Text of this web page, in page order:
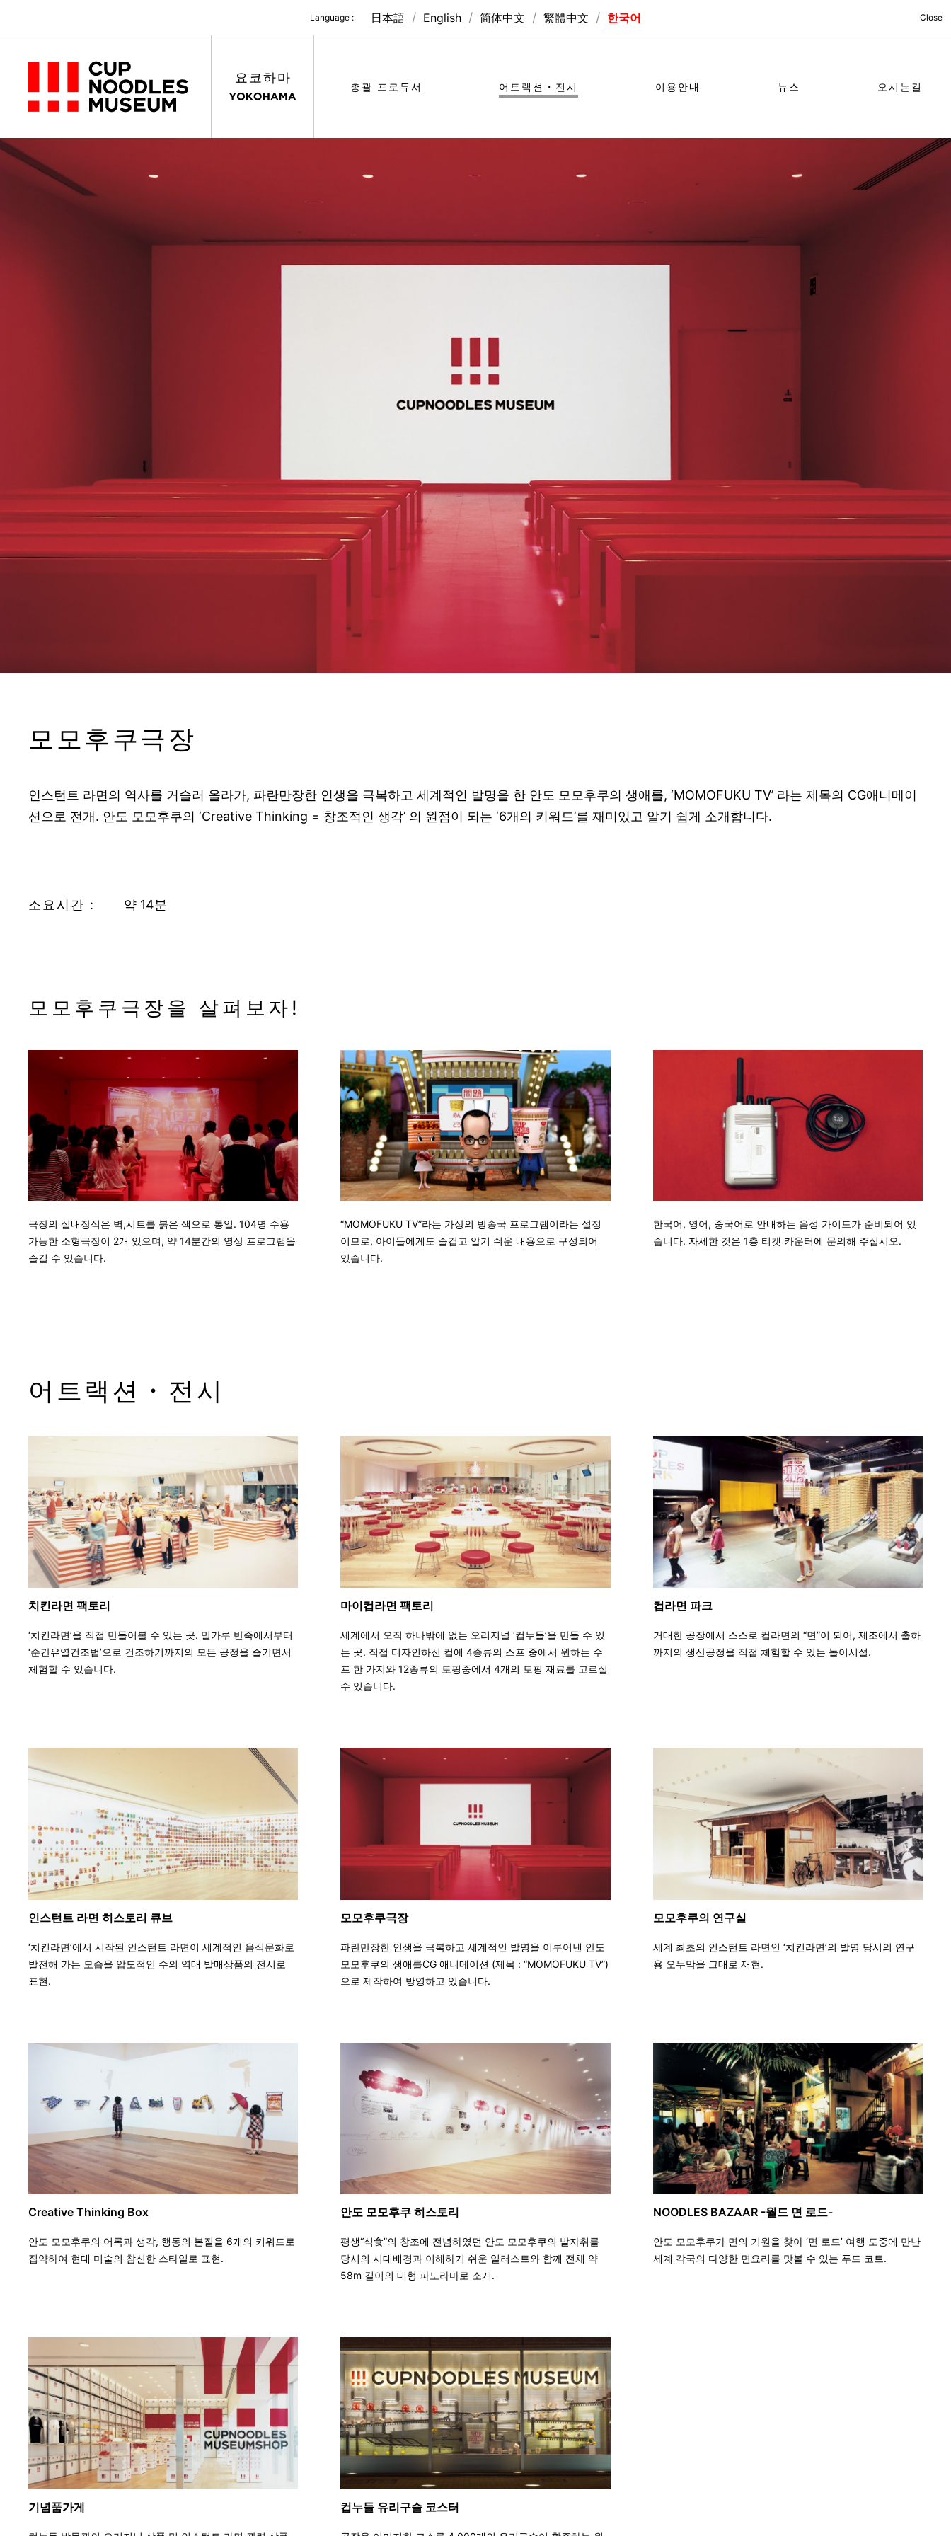
Close
Language : 日本語 English 简体中文 繁體中文 한국어
요코하마
총괄 프로듀서 어트랙션・전시 이용안내 뉴스 오시는길
모모후쿠극장
인스턴트 라면의 역사를 거슬러 올라가, 파란만장한 인생을 극복하고 세계적인 발명을 한 안도 모모후쿠의 생애를, ‘MOMOFUKU TV’ 라는 제목의 CG애니메이
션으로 전개. 안도 모모후쿠의 ‘Creative Thinking = 창조적인 생각’ 의 원점이 되는 ‘6개의 키워드’를 재미있고 알기 쉽게 소개합니다.
소요시간 : 약 14분
모모후쿠극장을 살펴보자!
극장의 실내장식은 벽,시트를 붉은 색으로 통일. 104명 수용
가능한 소형극장이 2개 있으며, 약 14분간의 영상 프로그램을
즐길 수 있습니다.
“MOMOFUKU TV”라는 가상의 방송국 프로그램이라는 설정
이므로, 아이들에게도 즐겁고 알기 쉬운 내용으로 구성되어
있습니다.
한국어, 영어, 중국어로 안내하는 음성 가이드가 준비되어 있
습니다. 자세한 것은 1층 티켓 카운터에 문의해 주십시오.
어트랙션・전시
치킨라면 팩토리
‘치킨라면’을 직접 만들어볼 수 있는 곳. 밀가루 반죽에서부터
‘순간유열건조법’으로 건조하기까지의 모든 공정을 즐기면서
체험할 수 있습니다.
마이컵라면 팩토리
세계에서 오직 하나밖에 없는 오리지널 ‘컵누들’을 만들 수 있
는 곳. 직접 디자인하신 컵에 4종류의 스프 중에서 원하는 수
프 한 가지와 12종류의 토핑중에서 4개의 토핑 재료를 고르실
수 있습니다.
컵라면 파크
거대한 공장에서 스스로 컵라면의 “면”이 되어, 제조에서 출하
까지의 생산공정을 직접 체험할 수 있는 놀이시설.
인스턴트 라면 히스토리 큐브
‘치킨라면’에서 시작된 인스턴트 라면이 세계적인 음식문화로
발전해 가는 모습을 압도적인 수의 역대 발매상품의 전시로
표현.
모모후쿠극장
파란만장한 인생을 극복하고 세계적인 발명을 이루어낸 안도
모모후쿠의 생애를CG 애니메이션 (제목 : “MOMOFUKU TV”)
으로 제작하여 방영하고 있습니다.
모모후쿠의 연구실
세계 최초의 인스턴트 라면인 ‘치킨라면’의 발명 당시의 연구
용 오두막을 그대로 재현.
Creative Thinking Box
안도 모모후쿠의 어록과 생각, 행동의 본질을 6개의 키워드로
집약하여 현대 미술의 참신한 스타일로 표현.
안도 모모후쿠 히스토리
평생“식食”의 창조에 전념하였던 안도 모모후쿠의 발자취를
당시의 시대배경과 이해하기 쉬운 일러스트와 함께 전체 약
58m 길이의 대형 파노라마로 소개.
NOODLES BAZAAR -월드 면 로드-
안도 모모후쿠가 면의 기원을 찾아 ‘면 로드’ 여행 도중에 만난
세계 각국의 다양한 면요리를 맛볼 수 있는 푸드 코트.
기념품가게 컵누들 유리구슬 코스터